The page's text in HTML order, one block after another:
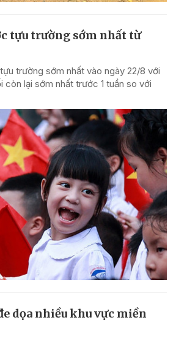
tựu trường sớm nhất từ
trường sớm nhất vào ngày 22/8 với
còn lại sớm nhất trước 1 tuần so với
dọa nhiều khu vực miền